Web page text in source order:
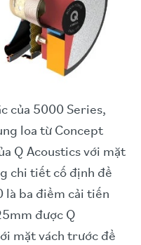
của 5000 Series,
loa từ Concept
Q Acoustics với mặt
chi tiết cố định để
là ba điểm cải tiến
được Q
mặt vách trước để